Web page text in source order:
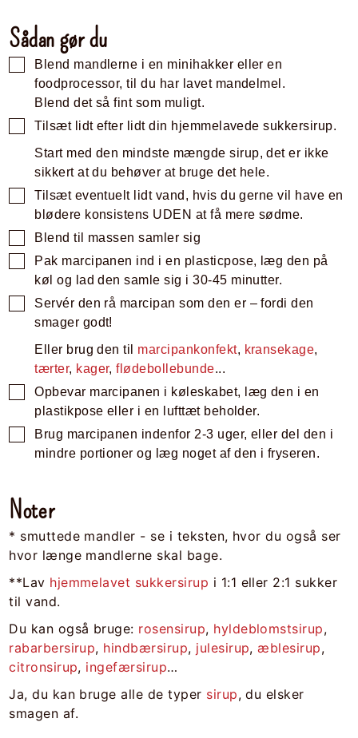
Sådan gør du
Blend mandlerne i en minihakker eller en
foodprocessor, til du har lavet mandelmel.
Blend det så fint som muligt.
Tilsæt lidt efter lidt din hjemmelavede sukkersirup.
Start med den mindste mængde sirup, det er ikke
sikkert at du behøver at bruge det hele.
Tilsæt eventuelt lidt vand, hvis du gerne vil have en
blødere konsistens UDEN at få mere sødme.
Blend til massen samler sig
Pak marcipanen ind i en plasticpose, læg den på
køl og lad den samle sig i 30-45 minutter.
Servér den rå marcipan som den er – fordi den
smager godt!
Eller brug den til marcipankonfekt, kransekage,
tærter, kager,flødebollebunde...
Opbevar marcipanen i køleskabet, læg den i en
plastikpose eller i en lufttæt beholder.
Brug marcipanen indenfor 2-3 uger, eller del den i
mindre portioner og læg noget af den i fryseren.
Noter
* smuttede mandler - se i teksten, hvor du også ser
hvor længe mandlerne skal bage.
**Lav hjemmelavet sukkersirup i 1:1 eller 2:1 sukker
til vand.
Du kan også bruge: rosensirup, hyldeblomstsirup,
rabarbersirup, hindbærsirup, julesirup,æblesirup,
citronsirup, ingefærsirup…
Ja, du kan bruge alle de typer sirup, du elsker
smagen af.